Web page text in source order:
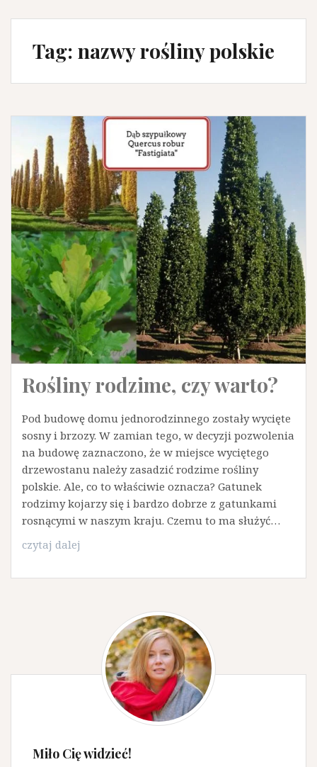
Tag: nazwy rośliny polskie
Rośliny rodzime, czy warto?
Pod budowę domu jednorodzinnego zostały wycięte
sosny i brzozy. W zamian tego, w decyzji pozwolenia
na budowę zaznaczono, że w miejsce wyciętego
drzewostanu należy zasadzić rodzime rośliny
polskie. Ale, co to właściwie oznacza? Gatunek
rodzimy kojarzy się i bardzo dobrze z gatunkami
rosnącymi w naszym kraju. Czemu to ma służyć…
czytaj dalej
czy
Miło Cię widzieć!